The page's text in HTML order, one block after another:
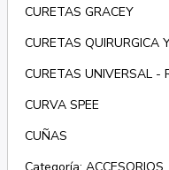
CURETAS GRACEY
CURETAS QUIRURGICA
CURETAS UNIVERSAL -
CURVA SPEE
CUÑAS